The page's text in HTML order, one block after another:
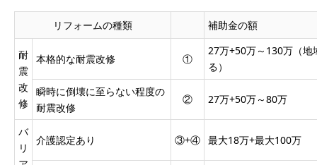
リフォームの種類 補助金の額
耐
震
改
修
本格的な耐震改修 ①
27万+50万～130万（地
る）
瞬時に倒壊に至らない程度の
耐震改修
② 27万+50万～80万
バ
リ
介護認定あり ③+④ 最大18万+最大100万